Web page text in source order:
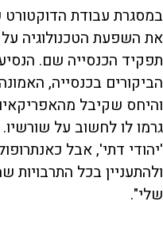
במסגרת עבודת הדוקטורט
את השפעת הטכנולוגיה
תפקיד הכנסייה שם.
הביקורים בכנסייה,
והיחס שקיבל
גרמו לו לחשוב על
'יהודי דתי', אבל
ולהתעניין בכל
שלי".